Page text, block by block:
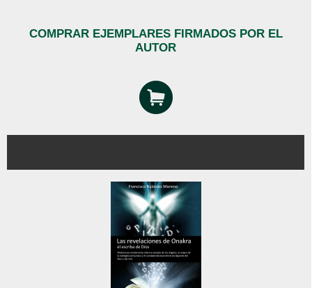
COMPRAR EJEMPLARES FIRMADOS POR EL
AUTOR